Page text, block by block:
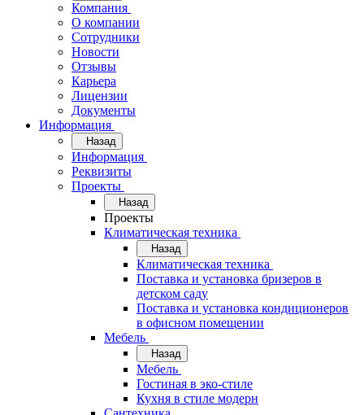
Компания
О компании
Сотрудники
Новости
Отзывы
Карьера
Лицензии
Документы
Информация
Назад
Информация
Реквизиты
Проекты
Назад
Проекты
Климатическая техника
Назад
Климатическая техника
Поставка и установка бризеров в
детском саду
Поставка и установка кондиционеров
в офисном помещении
Мебель
Назад
Мебель
Гостиная в эко-стиле
Кухня в стиле модерн